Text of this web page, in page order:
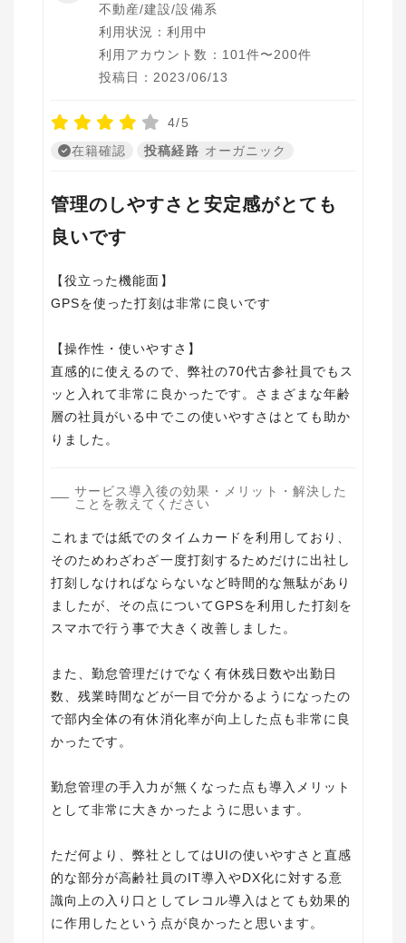
不動産/建設/設備系
利用状況：利用中
利用アカウント数：101件〜200件
投稿日：2023/06/13
4/5
在籍確認
投稿経路 オーガニック
管理のしやすさと安定感がとても
良いです
【役立った機能面】
GPSを使った打刻は非常に良いです
【操作性・使いやすさ】
直感的に使えるので、弊社の70代古参社員でもス
ッと入れて非常に良かったです。さまざまな年齢
層の社員がいる中でこの使いやすさはとても助か
りました。
サービス導入後の効果・メリット・解決した
ことを教えてください
これまでは紙でのタイムカードを利用しており、
そのためわざわざ一度打刻するためだけに出社し
打刻しなければならないなど時間的な無駄があり
ましたが、その点についてGPSを利用した打刻を
スマホで行う事で大きく改善しました。
また、勤怠管理だけでなく有休残日数や出勤日
数、残業時間などが一目で分かるようになったの
で部内全体の有休消化率が向上した点も非常に良
かったです。
勤怠管理の手入力が無くなった点も導入メリット
として非常に大きかったように思います。
ただ何より、弊社としてはUIの使いやすさと直感
的な部分が高齢社員のIT導入やDX化に対する意
識向上の入り口としてレコル導入はとても効果的
に作用したという点が良かったと思います。